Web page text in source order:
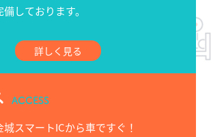
しております。
詳しく見る
ACCESS
スマートICから車ですぐ！